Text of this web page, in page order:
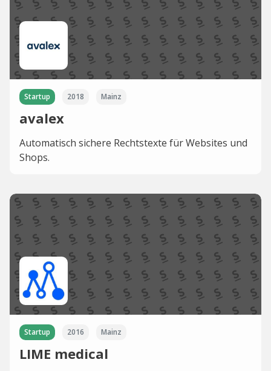
Startup 2018 Mainz
avalex
Automatisch sichere Rechtstexte für Websites und
Shops.
Startup 2016 Mainz
LIME medical